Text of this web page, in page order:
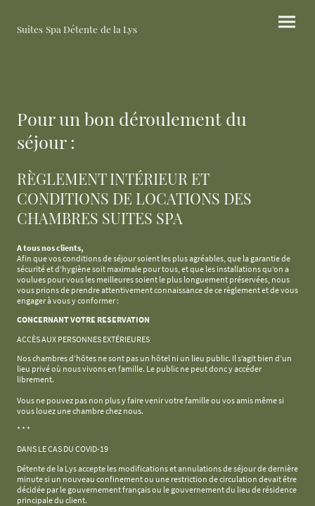
Suites Spa Détente de la Lys
Pour un bon déroulement du
séjour :
RÈGLEMENT INTÉRIEUR ET
CONDITIONS DE LOCATIONS DES
CHAMBRES SUITES SPA
A tous nos clients,
Afin que vos conditions de séjour soient les plus agréables, que la garantie de
sécurité et d’hygiène soit maximale pour tous, et que les installations qu’on a
voulues pour vous les meilleures soient le plus longuement préservées, nous
vous prions de prendre attentivement connaissance de ce règlement et de vous
engager à vous y conformer :
CONCERNANT VOTRE RESERVATION
ACCÈS AUX PERSONNES EXTÉRIEURES
Nos chambres d’hôtes ne sont pas un hôtel ni un lieu public. Il s’agit bien d’un
lieu privé où nous vivons en famille. Le public ne peut donc y accéder
librement.
Vous ne pouvez pas non plus y faire venir votre famille ou vos amis même si
vous louez une chambre chez nous.
* * *
DANS LE CAS DU COVID-19
Détente de la Lys accepte les modifications et annulations de séjour de dernière
minute si un nouveau confinement ou une restriction de circulation devait être
décidée par le gouvernement français ou le gouvernement du lieu de résidence
principale du client.